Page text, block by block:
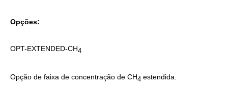
Opções:
OPT-EXTENDED-CH4
Opção de faixa de concentração de CH4 estendida.